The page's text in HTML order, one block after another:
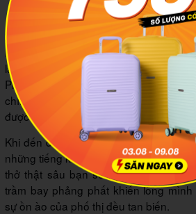
Chùa Phước Thành nổi tiếng với
lồ. Ảnh minh họa: Trần
Phong cách thiết kế độc đáo khi
lang nối lên cao khiến cho bạn có
Phật một cách rõ nét. Ngoài ra,
chính là để giúp những ai ghé thăm
được sự vĩ đại và đồ sộ của bức tượng.
Khi đến đây, bạn hãy thả mình vào
những tiếng kinh cầu, âm thanh
thở thật sâu bạn sẽ ngửi thấy mùi
trầm bay phảng phất khiến lòng
sự ồn ào của phố thị đều tan biến.